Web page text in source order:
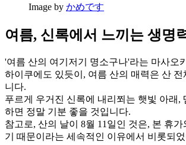
Image by かめです
여름, 신록에서 느끼는 생명
'여름 산의 여기저기 명소구나'라는 마사오
하이쿠에도 있듯이, 여름 산의 매력은 산 전
니다.
푸르게 우거진 신록에 내리쬐는 햇빛 아래,
하면 정말 기분 좋을 것입니다.
참고로, 산의 날이 8월 11일인 것은, 본 휴
기 때문이라는 세속적인 이유에서 비롯되